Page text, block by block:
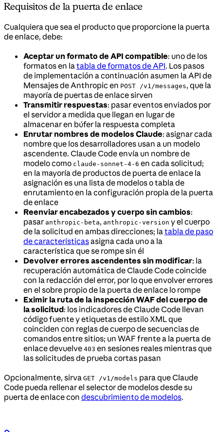
Requisitos de la puerta de enlace
Cualquiera que sea el producto que proporcione la puerta
de enlace, debe:
Aceptar un formato de API compatible: uno de los
formatos en latabla de formatos de API. Los pasos
de implementación a continuación asumen la API de
Mensajes de Anthropic en POST /v1/messages, que la
mayoría de puertas de enlace sirven
Transmitir respuestas: pasar eventos enviados por
el servidor a medida que llegan en lugar de
almacenar en búfer la respuesta completa
Enrutar nombres de modelos Claude: asignar cada
nombre que los desarrolladores usan a un modelo
ascendente. Claude Code envía un nombre de
modelo como claude-sonnet-4-6 en cada solicitud;
en la mayoría de productos de puerta de enlace la
asignación es una lista de modelos o tabla de
enrutamiento en la configuración propia de la puerta
de enlace
Reenviar encabezados y cuerpo sin cambios:
pasar anthropic-beta, anthropic-version y el cuerpo
de la solicitud en ambas direcciones; latabla de paso
de característicasasigna cada uno a la
característica que se rompe sin él
Devolver errores ascendentes sin modificar: la
recuperación automática de Claude Code coincide
con la redacción del error, por lo que envolver errores
en el sobre propio de la puerta de enlace lo rompe
Eximir la ruta de la inspección WAF del cuerpo de
la solicitud: los indicadores de Claude Code llevan
código fuente y etiquetas de estilo XML que
coinciden con reglas de cuerpo de secuencias de
comandos entre sitios; un WAF frente a la puerta de
enlace devuelve 403 en sesiones reales mientras que
las solicitudes de prueba cortas pasan
Opcionalmente, sirva GET /v1/models para que Claude
Code pueda rellenar el selector de modelos desde su
puerta de enlace con descubrimiento de modelos.